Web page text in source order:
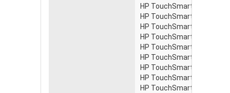
HP TouchSmart 300-1025
HP TouchSmart 300-
HP TouchSmart 300-
HP TouchSmart 300-
HP TouchSmart 300-
HP TouchSmart 300-
HP TouchSmart 300-
HP TouchSmart 300-
HP TouchSmart 300-